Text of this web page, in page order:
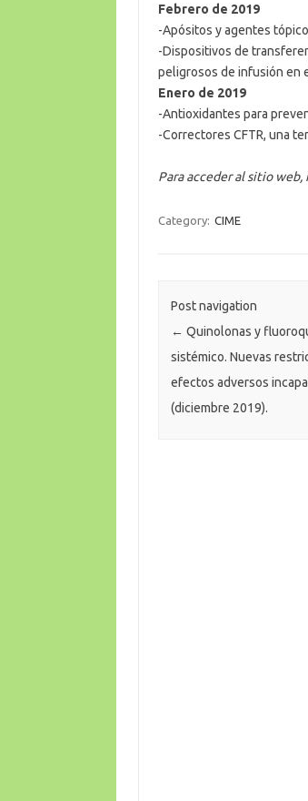
Febrero de 2019
-Apósitos y agentes
-Dispositivos de
peligrosos de infusión en
Enero de 2019
-Antioxidantes para
-Correctores CFTR, una
Para acceder al sitio web,
Category: CIME
Post navigation
← Quinolonas y
sistémico. Nuevas
efectos adversos
(diciembre 2019).